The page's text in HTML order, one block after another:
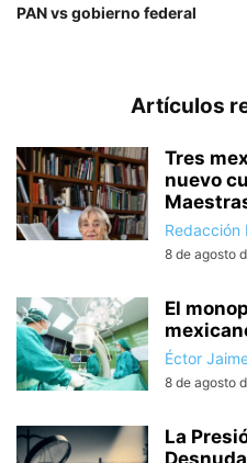
PAN vs gobierno federal
Artículos
Tres
nuevo
Redacción
8 de agosto
El
Éctor
8 de agosto
La